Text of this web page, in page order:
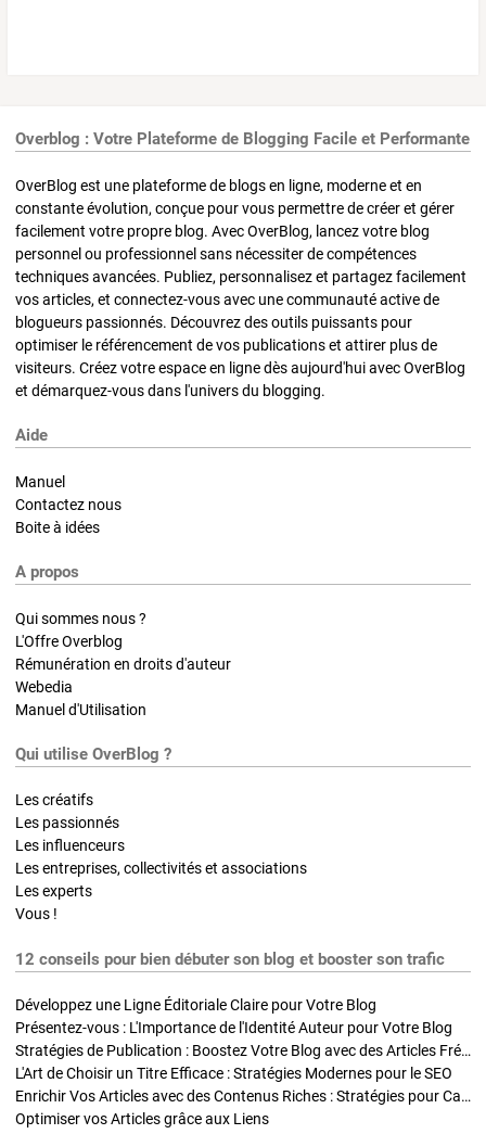
Overblog : Votre Plateforme de Blogging Facile et Performante
OverBlog est une plateforme de blogs en ligne, moderne et en
constante évolution, conçue pour vous permettre de créer et gérer
facilement votre propre blog. Avec OverBlog, lancez votre blog
personnel ou professionnel sans nécessiter de compétences
techniques avancées. Publiez, personnalisez et partagez facilement
vos articles, et connectez-vous avec une communauté active de
blogueurs passionnés. Découvrez des outils puissants pour
optimiser le référencement de vos publications et attirer plus de
visiteurs. Créez votre espace en ligne dès aujourd'hui avec OverBlog
et démarquez-vous dans l'univers du blogging.
Aide
Manuel
Contactez nous
Boite à idées
A propos
Qui sommes nous ?
L'Offre Overblog
Rémunération en droits d'auteur
Webedia
Manuel d'Utilisation
Qui utilise OverBlog ?
Les créatifs
Les passionnés
Les influenceurs
Les entreprises, collectivités et associations
Les experts
Vous !
12 conseils pour bien débuter son blog et booster son trafic
Développez une Ligne Éditoriale Claire pour Votre Blog
Présentez-vous : L'Importance de l'Identité Auteur pour Votre Blog
Stratégies de Publication : Boostez Votre Blog avec des Articles Fréquents et Exclusifs
L'Art de Choisir un Titre Efficace : Stratégies Modernes pour le SEO
Enrichir Vos Articles avec des Contenus Riches : Stratégies pour Captiver et Optimiser
Optimiser vos Articles grâce aux Liens